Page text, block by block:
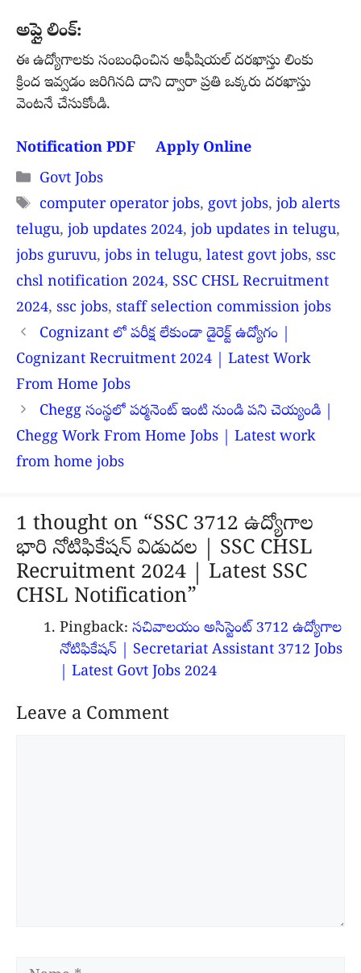
అప్లై లింక్:
ఈ ఉద్యోగాలకు సంబంధించిన అఫీషియల్ దరఖాస్తు లింకు
క్రింద ఇవ్వడం జరిగినది దాని ద్వారా ప్రతి ఒక్కరు దరఖాస్తు
వెంటనే చేసుకోండి.
Notification PDF
Apply Online
Categories
Govt Jobs
Tags
computer operator jobs, govt jobs, job alerts
telugu, job updates 2024, job updates in telugu,
jobs guruvu, jobs in telugu, latest govt jobs, ssc
chsl notification 2024, SSC CHSL Recruitment
2024, ssc jobs, staff selection commission jobs
Cognizant లో పరీక్ష లేకుండా డైరెక్ట్ ఉద్యోగం |
Cognizant Recruitment 2024 | Latest Work
From Home Jobs
Chegg సంస్థలో పర్మనెంట్ ఇంటి నుండి పని చెయ్యండి |
Chegg Work From Home Jobs | Latest work
from home jobs
1 thought on “SSC 3712 ఉద్యోగాల
భారి నోటిఫికేషన్ విడుదల | SSC CHSL
Recruitment 2024 | Latest SSC
CHSL Notification”
Pingback: సచివాలయం అసిస్టెంట్ 3712 ఉద్యోగాల
నోటిఫికేషన్ | Secretariat Assistant 3712 Jobs
| Latest Govt Jobs 2024
Leave a Comment
Name